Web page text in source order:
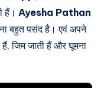
हैं। Ayesha Pathan
बहुत पसंद है। एवं अपने
जिम जाती हैं और घूमना